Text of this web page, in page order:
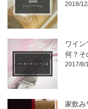
2018/
ワイ
何？
2017/8/
家飲み